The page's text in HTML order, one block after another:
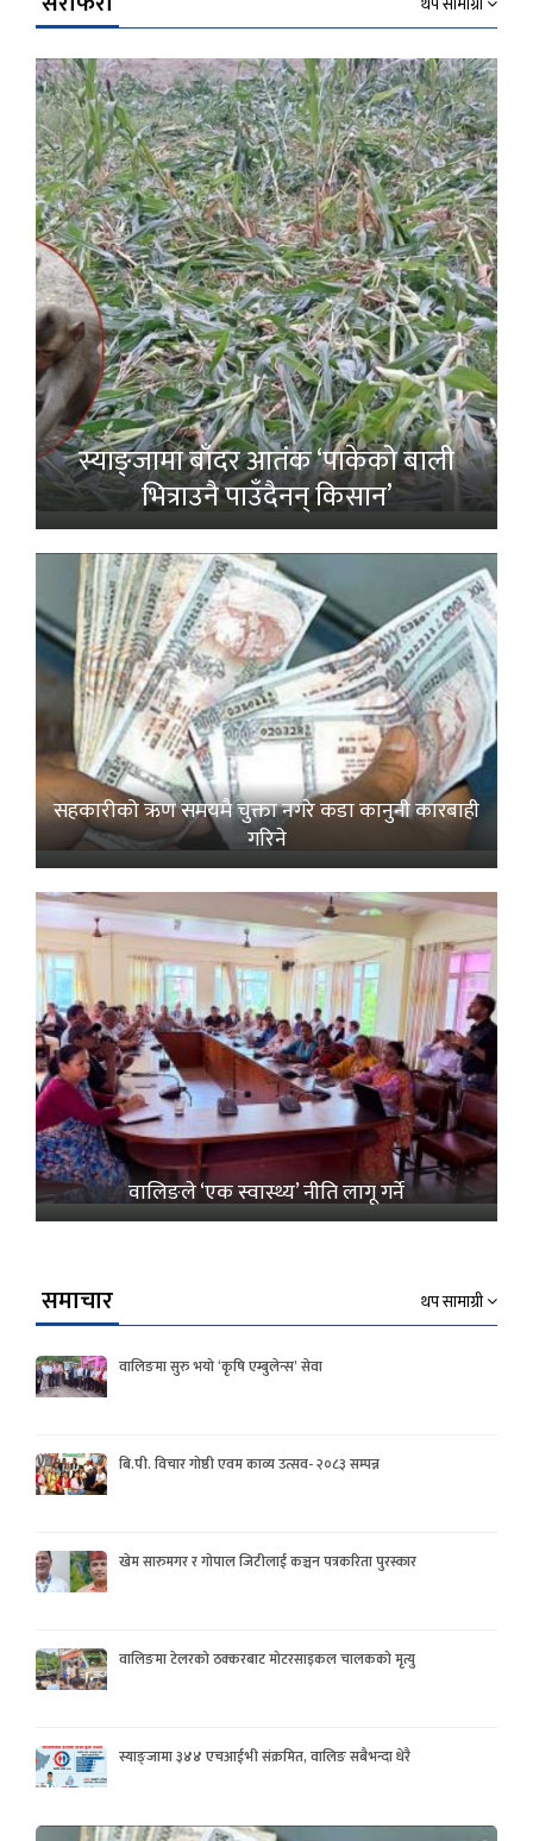
स्याङ्जामा बाँदर आतंक ‘पाकेको बाली
भित्राउनै पाउँदैनन् किसान’
सहकारीको ऋण समयमै चुक्ता नगरे कडा कानुनी कारबाही
गरिने
वालिङले ‘एक स्वास्थ्य’ नीति लागू गर्ने
समाचार थप सामाग्री
वालिङमा सुरु भयो ‘कृषि एम्बुलेन्स’ सेवा
बि.पी. विचार गोष्ठी एवम काव्य उत्सव- २०८३ सम्पन्न
खेम सारुमगर र गोपाल जिटीलाई कञ्चन पत्रकरिता पुरस्कार
वालिङमा टेलरको ठक्करबाट मोटरसाइकल चालकको मृत्यु
स्याङ्जामा ३४४ एचआईभी संक्रमित, वालिङ सबैभन्दा धेरै